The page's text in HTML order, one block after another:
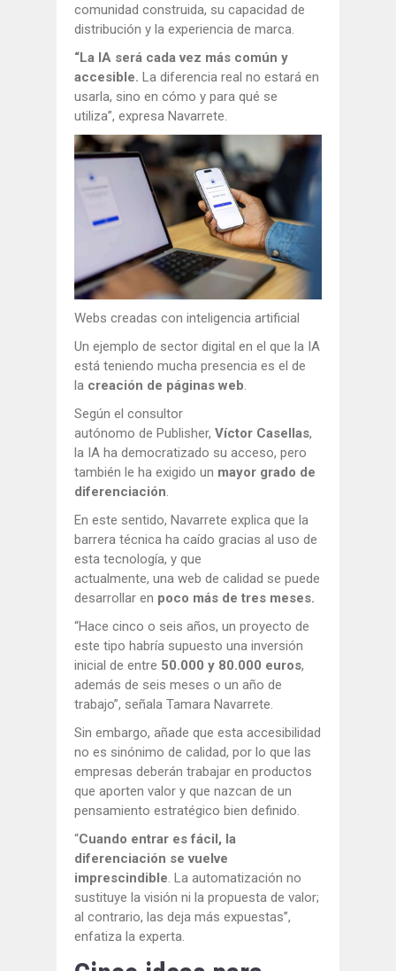
comunidad construida, su capacidad de
distribución y la experiencia de marca.
“La IA será cada vez más común y
accesible. La diferencia real no estará en
usarla, sino en cómo y para qué se
utiliza”, expresa Navarrete.
Webs creadas con inteligencia artificial
Un ejemplo de sector digital en el que la IA
está teniendo mucha presencia es el de
la creación de páginas web.
Según el consultor
autónomo de Publisher, Víctor Casellas,
la IA ha democratizado su acceso, pero
también le ha exigido un mayor grado de
diferenciación.
En este sentido, Navarrete explica que la
barrera técnica ha caído gracias al uso de
esta tecnología, y que
actualmente, una web de calidad se puede
desarrollar en poco más de tres meses.
“Hace cinco o seis años, un proyecto de
este tipo habría supuesto una inversión
inicial de entre 50.000 y 80.000 euros,
además de seis meses o un año de
trabajo”, señala Tamara Navarrete.
Sin embargo, añade que esta accesibilidad
no es sinónimo de calidad, por lo que las
empresas deberán trabajar en productos
que aporten valor y que nazcan de un
pensamiento estratégico bien definido.
“Cuando entrar es fácil, la
diferenciación se vuelve
imprescindible. La automatización no
sustituye la visión ni la propuesta de valor;
al contrario, las deja más expuestas”,
enfatiza la experta.